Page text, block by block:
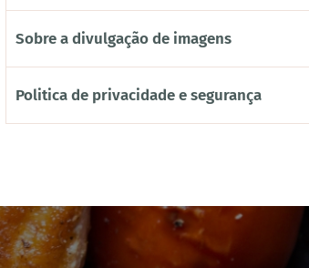
Sobre a divulgação de imagens
Politica de privacidade e segurança